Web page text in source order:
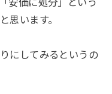
安価に処分」という
思います。
にしてみるというの